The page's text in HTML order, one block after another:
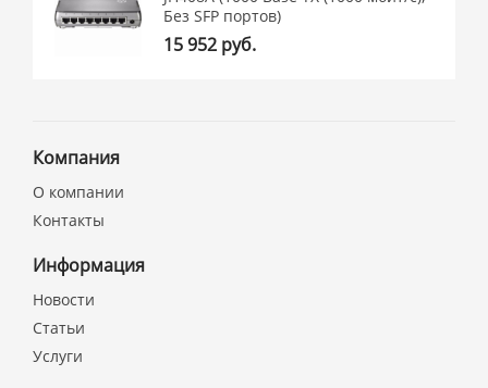
Без SFP портов)
15 952 руб.
Компания
О компании
Контакты
Информация
Новости
Статьи
Услуги